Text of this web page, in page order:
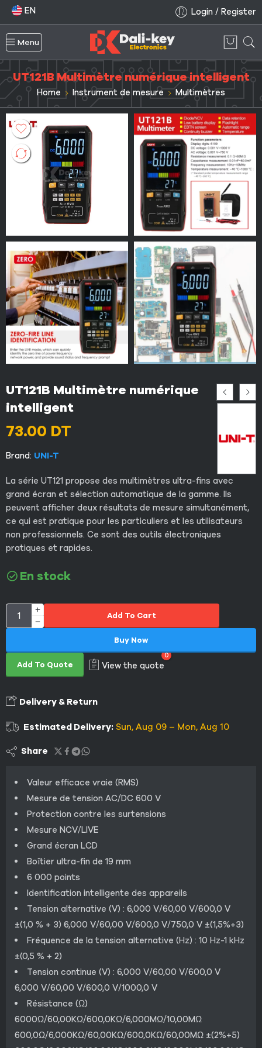
EN Login / Register
Menu
UT121B Multimètre numérique intelligent
Home Instrument de mesure Multimètres
UT121B Multimètre numérique
intelligent
73.00 DT
Brand: UNI-T
La série UT121 propose des multimètres ultra-fins avec
grand écran et sélection automatique de la gamme. Ils
peuvent afficher deux résultats de mesure simultanément,
ce qui est pratique pour les particuliers et les utilisateurs
non professionnels. Ce sont des outils électroniques
pratiques et rapides.
En stock
Add To Cart
Add To Quote View the quote
0
Buy Now
Delivery & Return
Estimated Delivery: Sun, Aug 09 – Mon, Aug 10
Share
Valeur efficace vraie (RMS)
Mesure de tension AC/DC 600 V
Protection contre les surtensions
Mesure NCV/LIVE
Grand écran LCD
Boîtier ultra-fin de 19 mm
6 000 points
Identification intelligente des appareils
Tension alternative (V) : 6,000 V/60,00 V/600,0 V
±(1,0 % + 3) 6,000 V/60,00 V/600,0 V/750,0 V ±(1,5%+3)
Fréquence de la tension alternative (Hz) : 10 Hz-1 kHz
±(0,5 % + 2)
Tension continue (V) : 6,000 V/60,00 V/600,0 V
6,000 V/60,00 V/600,0 V/1000,0 V
Résistance (Ω)
6000Ω/60,00KΩ/600,0KΩ/6,000MΩ/10,00MΩ
600,0Ω/6,000KΩ/60,00KΩ/600,0KΩ/60,00MΩ ±(2%+5)